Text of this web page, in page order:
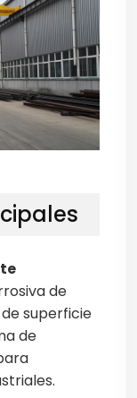
de
superficie
de